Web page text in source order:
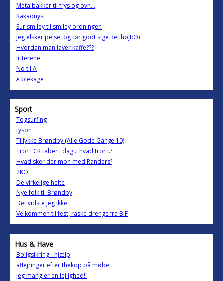
Metalbakker til frys og ovn...
Kakaonys!
Sur smiley til smiley ordningen
Jeg elsker pelse, og tør godt sige det højt:O)
Hvordan man laver kaffe???
Iriterene
No til A
Æblekage
Sport
Togsurfing
tyson
Tillykke Brøndby (Alle Gode Gange 10)
Tror FCK taber i dag..! hvad tror i.?
Hvad sker der mon med Randers?
2KO
De virkelige helte
Nye folk til Brøndby
Det vidste jeg ikke
Velkommen til fest, raske drenge fra BIF
Hus & Have
Boligsikring - hjælp
aflejringer efter thekop på møbel
Jeg mangler en lejlighed!!